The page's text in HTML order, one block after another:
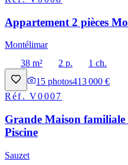
Appartement 2 pièces
Montélimar
38 m²
2 p.
1 ch.
15 photos413 000 €
Réf.V0007
Grande Maison
Piscine
Sauzet